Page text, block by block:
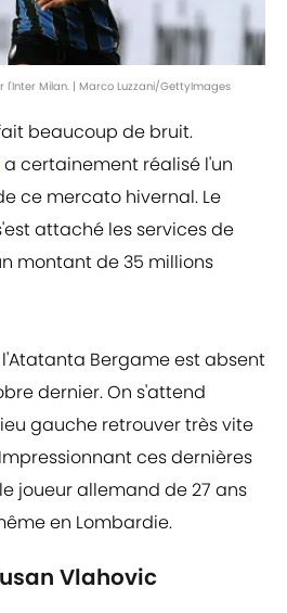
l'Inter Milan. | Marco Luzzani/GettyImages
beaucoup de bruit.
a certainement réalisé l'un
ce mercato hivernal. Le
attaché les services de
montant de 35 millions
l'Atatanta Bergame est absent
dernier. On s'attend
gauche retrouver très vite
ces dernières
joueur allemand de 27 ans
en Lombardie.
Vlahovic